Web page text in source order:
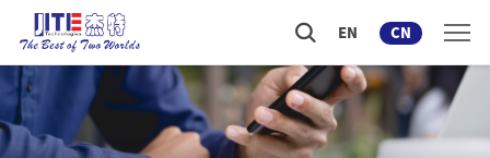
EN CN